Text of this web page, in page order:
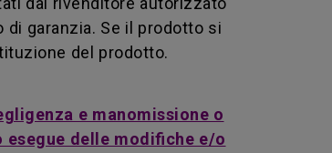
garanzia. Se il prodotto si
del prodotto.
e manomissione o
delle modifiche e/o